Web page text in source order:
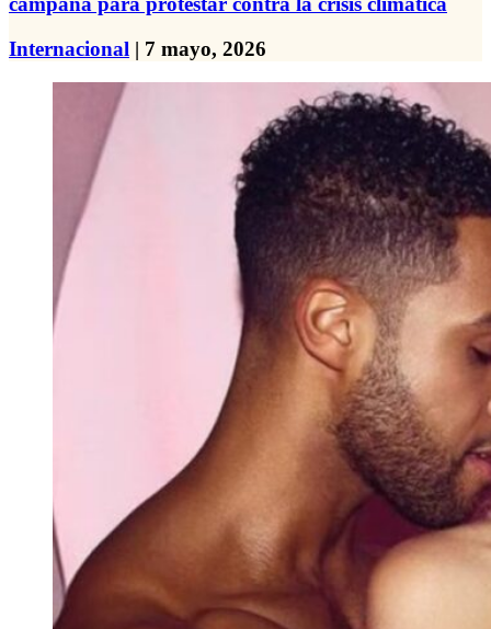
Internacional | 7 mayo, 2026